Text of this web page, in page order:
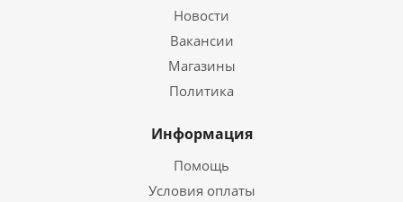
Новости
Вакансии
Магазины
Политика
Информация
Помощь
Условия оплаты